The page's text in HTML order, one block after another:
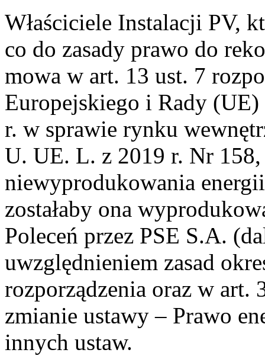
Właściciele Instalacji PV,
co do zasady prawo do
mowa w art. 13 ust. 7
Europejskiego i Rady
r. w sprawie rynku
U. UE. L. z 2019 r. Nr
niewyprodukowania
zostałaby ona
Poleceń przez PSE S.A.
uwzględnieniem zasad
rozporządzenia oraz w art.
zmianie ustawy – Prawo
innych ustaw.